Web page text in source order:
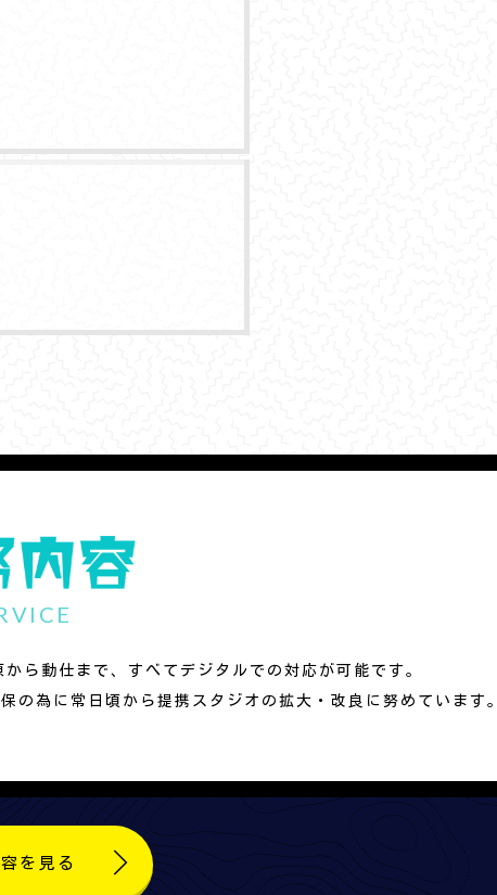
ら動仕まで、すべてデジタルでの対応が可能です。
の為に常日頃から提携スタジオの拡大・改良に努めています。
を見る